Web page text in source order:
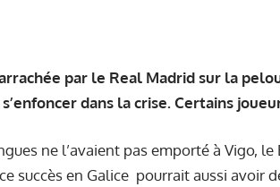
par le Real Madrid sur la
dans la crise. Certains
ne l’avaient pas emporté à Vigo,
succès en Galice pourrait aussi avoir